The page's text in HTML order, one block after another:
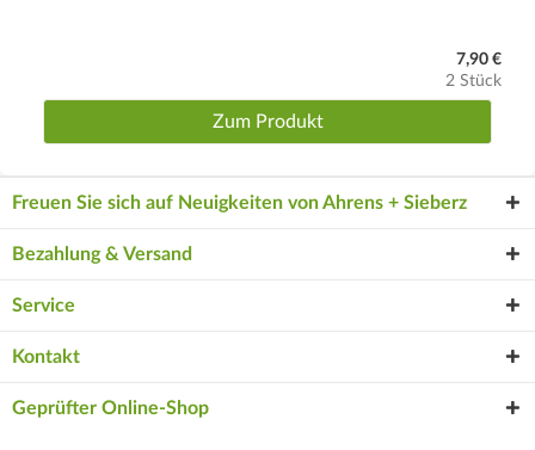
7,90 €
2 Stück
Zum Produkt
Freuen Sie sich auf Neuigkeiten von Ahrens + Sieberz
Bezahlung & Versand
Service
Kontakt
Geprüfter Online-Shop